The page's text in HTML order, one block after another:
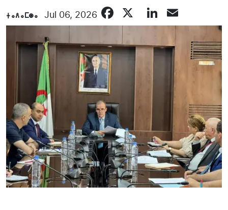
ⵜⴰⴷⴰⵎⵙⴰ Jul 06, 2026 FacebookLinkedIn